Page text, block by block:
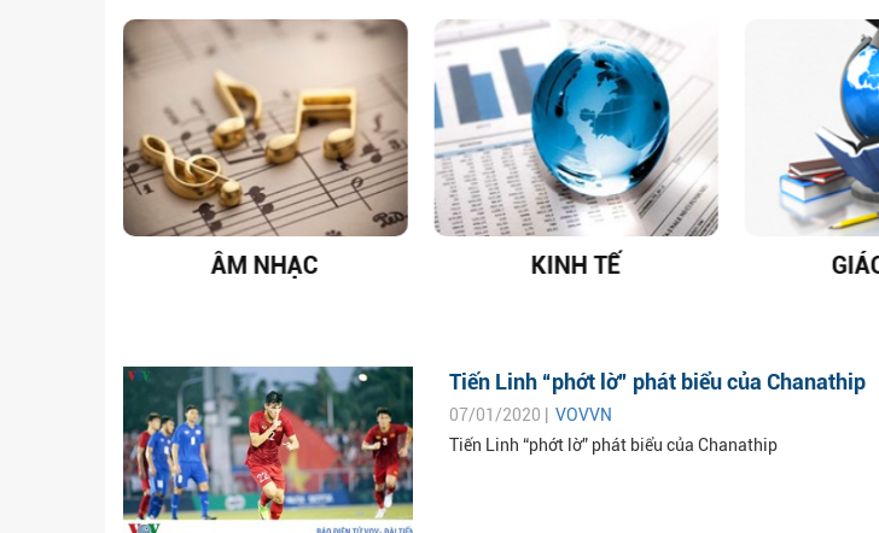
ÂM NHẠC KINH TẾ
Tiến Linh “phớt lờ” phát biểu của Chanathip
07/01/2020 | VOVVN
Tiến Linh “phớt lờ” phát biểu của Chanathip